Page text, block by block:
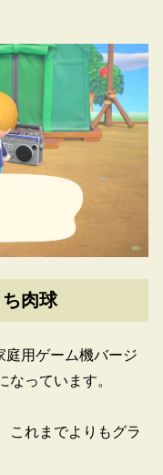
肉球
用ゲーム機バージ
なっています。
これまでよりもグラ